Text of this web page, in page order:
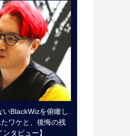
いBlackWizを俯瞰し
ワケと、後悔の残
タビュー】